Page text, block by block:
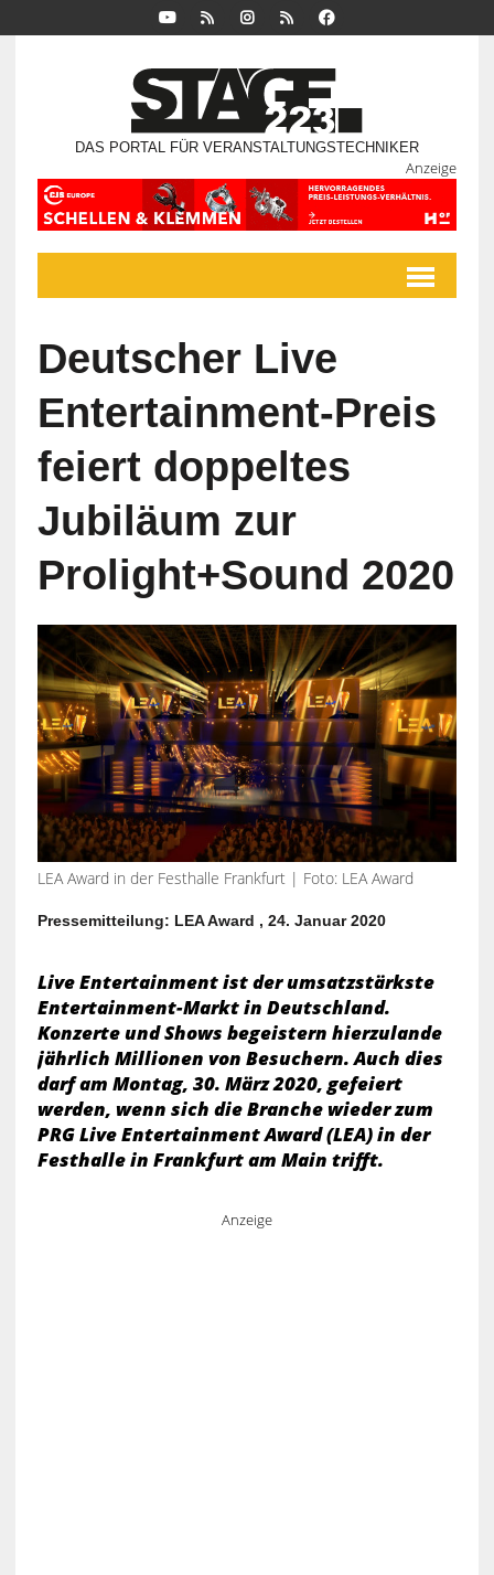
DAS PORTAL FÜR VERANSTALTUNGSTECHNIKER
Anzeige
Deutscher Live
Entertainment-Preis
feiert doppeltes
Jubiläum zur
Prolight+Sound 2020
LEA Award in der Festhalle Frankfurt | Foto: LEA Award
Pressemitteilung: LEA Award , 24. Januar 2020
Live Entertainment ist der umsatzstärkste
Entertainment-Markt in Deutschland.
Konzerte und Shows begeistern hierzulande
jährlich Millionen von Besuchern. Auch dies
darf am Montag, 30. März 2020, gefeiert
werden, wenn sich die Branche wieder zum
PRG Live Entertainment Award (LEA) in der
Festhalle in Frankfurt am Main trifft.
Anzeige